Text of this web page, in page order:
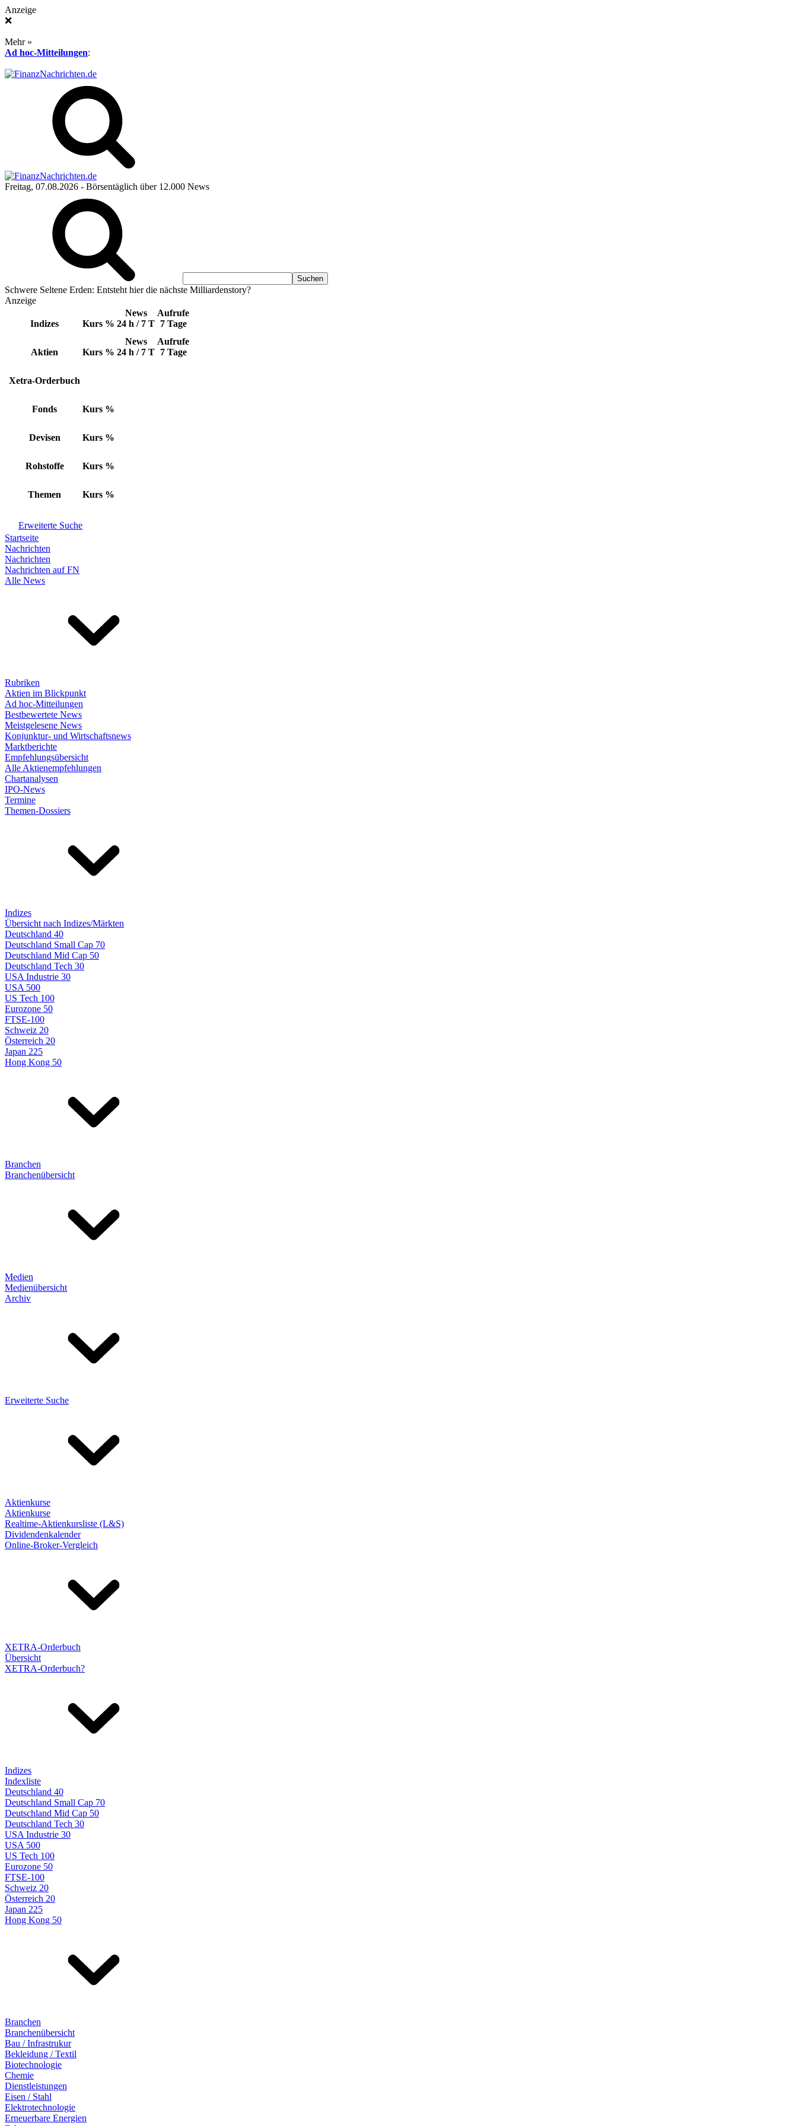
Anzeige
❌
Mehr »
Ad hoc-Mitteilungen:
Freitag, 07.08.2026 - Börsentäglich über 12.000 News
Schwere Seltene Erden: Entsteht hier die nächste Milliardenstory?
Anzeige
Indizes Kurs %
News
24 h / 7 T
Aufrufe
7 Tage
Aktien Kurs %
News
24 h / 7 T
Aufrufe
7 Tage
Xetra-Orderbuch
Fonds Kurs %
Devisen Kurs %
Rohstoffe Kurs %
Themen Kurs %
Erweiterte Suche
Startseite
Nachrichten
Nachrichten
Nachrichten auf FN
Alle News
Rubriken
Aktien im Blickpunkt
Ad hoc-Mitteilungen
Bestbewertete News
Meistgelesene News
Konjunktur- und Wirtschaftsnews
Marktberichte
Empfehlungsübersicht
Alle Aktienempfehlungen
Chartanalysen
IPO-News
Termine
Themen-Dossiers
Indizes
Übersicht nach Indizes/Märkten
Deutschland 40
Deutschland Small Cap 70
Deutschland Mid Cap 50
Deutschland Tech 30
USA Industrie 30
USA 500
US Tech 100
Eurozone 50
FTSE-100
Schweiz 20
Österreich 20
Japan 225
Hong Kong 50
Branchen
Branchenübersicht
Medien
Medienübersicht
Archiv
Erweiterte Suche
Aktienkurse
Aktienkurse
Realtime-Aktienkursliste (L&S)
Dividendenkalender
Online-Broker-Vergleich
XETRA-Orderbuch
Übersicht
XETRA-Orderbuch?
Indizes
Indexliste
Deutschland 40
Deutschland Small Cap 70
Deutschland Mid Cap 50
Deutschland Tech 30
USA Industrie 30
USA 500
US Tech 100
Eurozone 50
FTSE-100
Schweiz 20
Österreich 20
Japan 225
Hong Kong 50
Branchen
Branchenübersicht
Bau / Infrastrukur
Bekleidung / Textil
Biotechnologie
Chemie
Dienstleistungen
Eisen / Stahl
Elektrotechnologie
Erneuerbare Energien